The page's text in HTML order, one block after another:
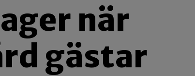
när
gästar